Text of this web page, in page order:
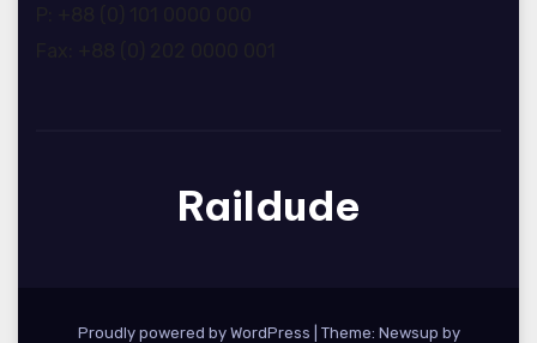
Raildude
Proudly powered by WordPress
Theme: Newsup by